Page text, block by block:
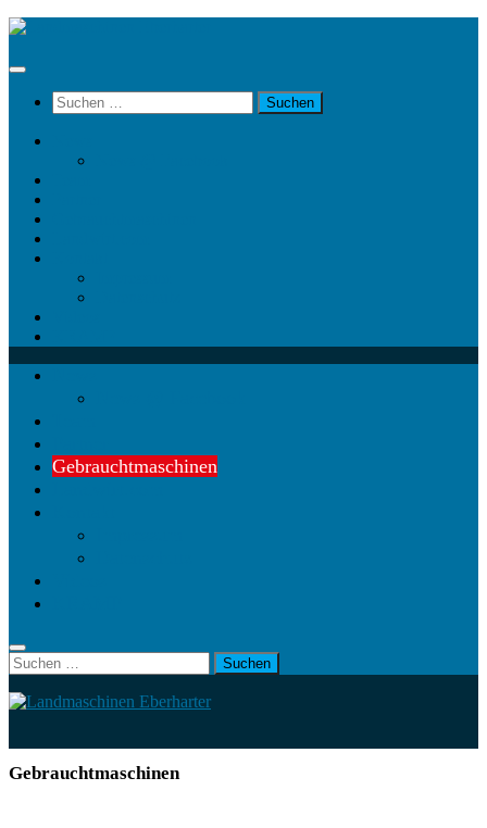
Unter
Inhalt
Suchen
nach:
Gebrauchtmaschinen
Suchen
nach:
Gebrauchtmaschinen